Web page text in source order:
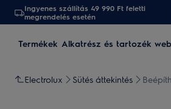
Ingyenes szállítás 49 990 Ft feletti
megrendelés esetén
Termékek Alkatrész és tartozék
Electrolux Sütés áttekintés